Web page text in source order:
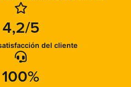
4,2/5
del cliente
100%